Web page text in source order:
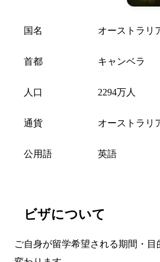
国名 オーストラリ
首都 キャンベラ
人口 2294万人
通貨 オーストラリ
公用語 英語
ビザについて
ご自身が留学希望される期間・